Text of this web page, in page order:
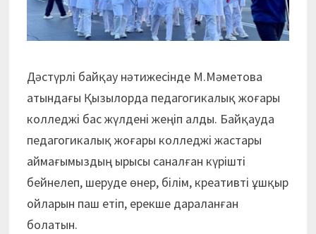
Дәстүрлі байқау нәтижесінде М.Мәметова
атындағы Қызылорда педагогикалық жоғары
колледжі бас жүлдені жеңіп алды. Байқауда
педагогикалық жоғары колледжі жастары
аймағымыздың ырысы саналған күрішті
бейнелеп, шеруде өнер, білім, креативті ұшқыр
ойларын паш етіп, ерекше дараланған
болатын.